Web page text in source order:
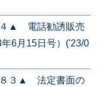
４▲ 電話勧誘販売
6月15日号）('23/0
８３▲ 法定書面の